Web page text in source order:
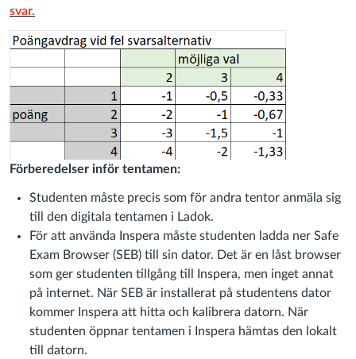
svar.
Förberedelser inför tentamen:
Studenten måste precis som för andra tentor anmäla sig
till den digitala tentamen i Ladok.
För att använda Inspera måste studenten ladda ner Safe
Exam Browser (SEB) till sin dator. Det är en låst browser
som ger studenten tillgång till Inspera, men inget annat
på internet. När SEB är installerat på studentens dator
kommer Inspera att hitta och kalibrera datorn. När
studenten öppnar tentamen i Inspera hämtas den lokalt
till datorn.